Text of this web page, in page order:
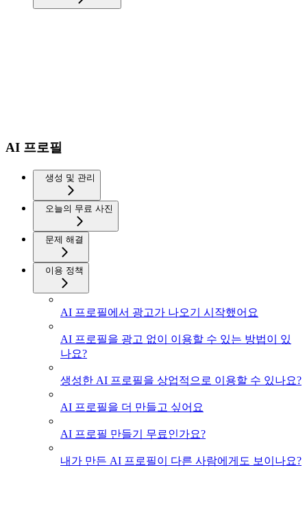
AI 프로필
생성 및 관리
오늘의 무료 사진
문제 해결
이용 정책
AI 프로필에서 광고가 나오기 시작했어요
AI 프로필을 광고 없이 이용할 수 있는 방법이 있
나요?
생성한 AI 프로필을 상업적으로 이용할 수 있나요?
AI 프로필을 더 만들고 싶어요
AI 프로필 만들기 무료인가요?
내가 만든 AI 프로필이 다른 사람에게도 보이나요?